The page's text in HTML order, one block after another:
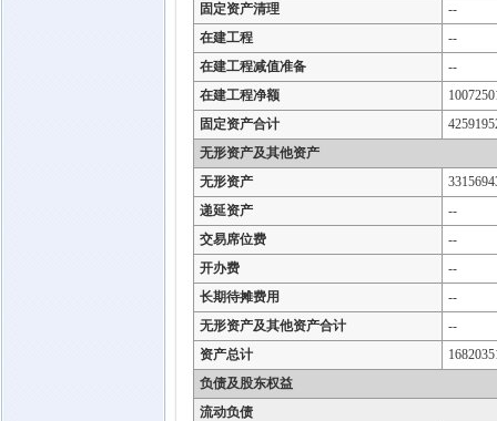
固定资产清理
--
在建工程
--
在建工程减值准备
--
在建工程净额
固定资产合计
无形资产及其他资产
无形资产
递延资产
--
交易席位费
--
开办费
--
长期待摊费用
--
无形资产及其他资产合计
--
资产总计
负债及股东权益
流动负债